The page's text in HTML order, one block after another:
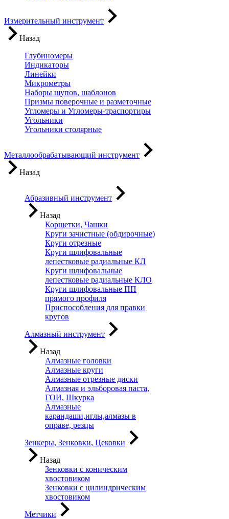
Измерительный инструмент
Назад
Глубиномеры
Индикаторы
Линейки
Микрометры
Наборы щупов, шаблонов
Призмы поверочные и разметочные
Угломеры и Угломеры-траспортиры
Угольники
Угольники столярные
Металлообрабатывающий инструмент
Назад
Абразивный инструмент
Назад
Корщетки, Чашки
Круги зачистные (обдирочные)
Круги отрезные
Круги шлифовальные
лепестковые радиальные КЛ
Круги шлифовальные
лепестковые радиальные КЛО
Круги шлифовальные ПП
прямого профиля
Приспособления для правки
кругов
Алмазный инструмент
Назад
Алмазные головки
Алмазные круги
Алмазные отрезные диски
Алмазная и эльборовая паста,
ГОИ, Шкурка
Алмазные
карандаши,иглы,алмазы в
оправе, резцы
Зенкеры, Зенковки, Цековки
Назад
Зенковки с коническим
хвостовиком
Зенковки с цилиндрическим
хвостовиком
Метчики